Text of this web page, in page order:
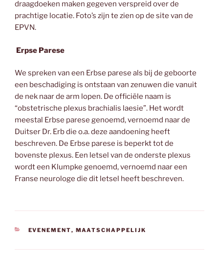
draagdoeken maken gegeven verspreid over de
prachtige locatie. Foto’s zijn te zien op de site van de
EPVN.
Erpse Parese
We spreken van een Erbse parese als bij de geboorte
een beschadiging is ontstaan van zenuwen die vanuit
de nek naar de arm lopen. De officiële naam is
“obstetrische plexus brachialis laesie”. Het wordt
meestal Erbse parese genoemd, vernoemd naar de
Duitser Dr. Erb die o.a. deze aandoening heeft
beschreven. De Erbse parese is beperkt tot de
bovenste plexus. Een letsel van de onderste plexus
wordt een Klumpke genoemd, vernoemd naar een
Franse neurologe die dit letsel heeft beschreven.
CATEGORIEËN
EVENEMENT, MAATSCHAPPELIJK